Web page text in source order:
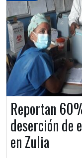
Reportan
deserción de
en Zulia